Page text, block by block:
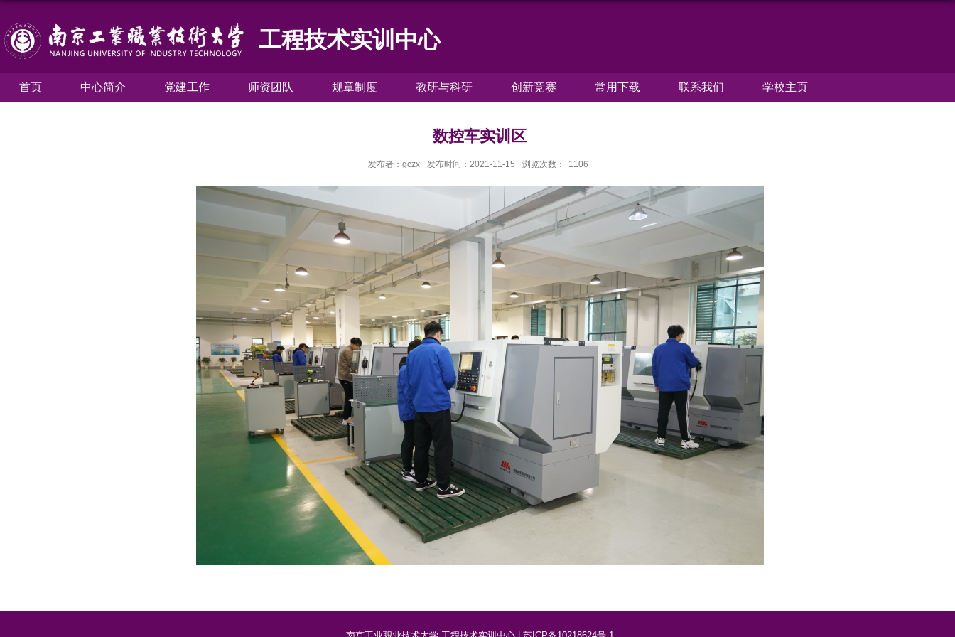
工程技术实训中心
首页 中心简介 党建工作 师资团队 规章制度 教研与科研 创新竞赛 常用下载 联系我们 学校主页
数控车实训区
发布者：gczx 发布时间：2021-11-15 浏览次数： 1106